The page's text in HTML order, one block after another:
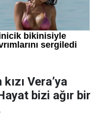
Vera’ya
bizi ağır bir